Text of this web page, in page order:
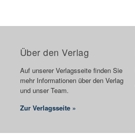
Über den Verlag
Auf unserer Verlagsseite finden Sie
mehr Informationen über den Verlag
und unser Team.
Zur Verlagsseite »